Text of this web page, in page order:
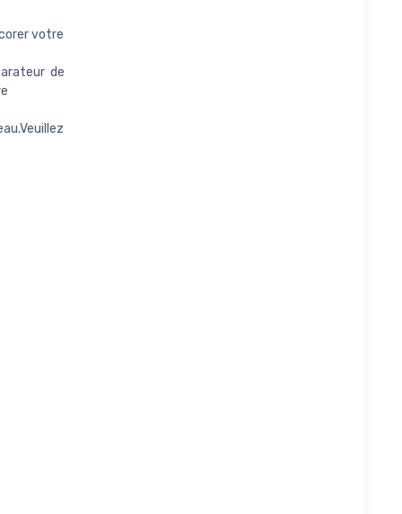
votre
de